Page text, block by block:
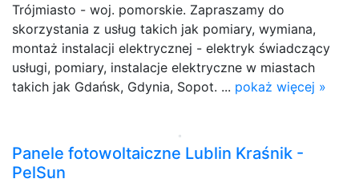
Trójmiasto - woj. pomorskie. Zapraszamy do
skorzystania z usług takich jak pomiary, wymiana,
montaż instalacji elektrycznej - elektryk świadczący
usługi, pomiary, instalacje elektryczne w miastach
takich jak Gdańsk, Gdynia, Sopot. ... pokaż więcej »
Panele fotowoltaiczne Lublin Kraśnik -
PelSun